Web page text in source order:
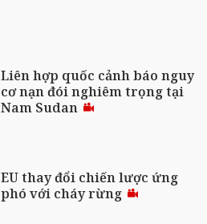
Liên hợp quốc cảnh báo nguy
cơ nạn đói nghiêm trọng tại
Nam Sudan
EU thay đổi chiến lược ứng
phó với cháy rừng